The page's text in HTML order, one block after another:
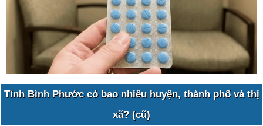
Tỉnh Bình Phước có bao nhiêu huyện, thành phố và thị
xã? (cũ)